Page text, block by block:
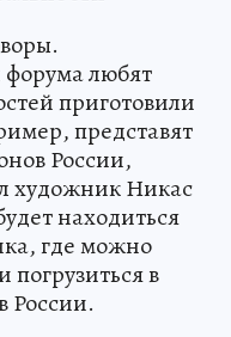
любят
приготовили
представят
России,
художник Никас
находиться
где можно
в
России.